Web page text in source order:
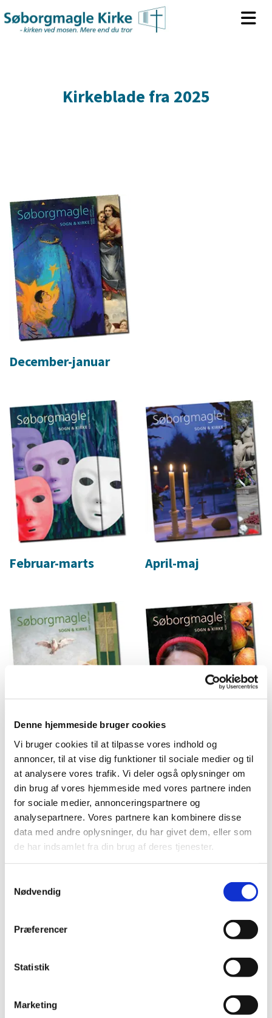
Denne hjemmeside bruger cookies
Vi bruger cookies til at tilpasse vores indhold og
annoncer, til at vise dig funktioner til sociale medier og til
at analysere vores trafik. Vi deler også oplysninger om
din brug af vores hjemmeside med vores partnere inden
for sociale medier, annonceringspartnere og
analysepartnere. Vores partnere kan kombinere disse
data med andre oplysninger, du har givet dem, eller som
de har indsamlet fra din brug af deres tjenester.
Nødvendig
Præferencer
Statistik
Marketing
Kirkeblade fra 2025
December-januar
Februar-marts April-maj
Juni-juli-august September-oktober
November-